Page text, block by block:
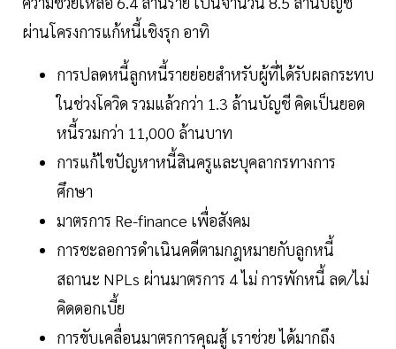
ผ่านโครงการแก้หนี้เชิงรุก อาทิ
การปลดหนี้ลูกหนี้รายย่อยสำหรับผู้ที่ได้รับผลกระทบ
ในช่วงโควิด รวมแล้วกว่า 1.3 ล้านบัญชี คิดเป็นยอด
หนี้รวมกว่า 11,000 ล้านบาท
การแก้ไขปัญหาหนี้สินครูและบุคลากรทางการ
ศึกษา
มาตรการ Re-finance เพื่อสังคม
การชะลอการดำเนินคดีตามกฎหมายกับลูกหนี้
สถานะ NPLs ผ่านมาตรการ 4 ไม่ การพักหนี้ ลด/ไม่
คิดดอกเบี้ย
การขับเคลื่อนมาตรการคุณสู้ เราช่วย ได้มากถึง